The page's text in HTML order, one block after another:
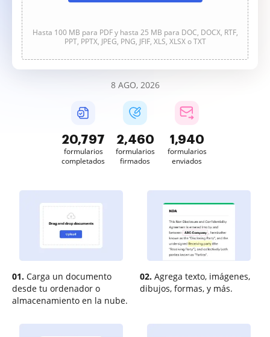
Hasta 100 MB para PDF y hasta 25 MB para DOC, DOCX, RTF,
PPT, PPTX, JPEG, PNG, JFIF, XLS, XLSX o TXT
8 AGO, 2026
20,797
formularios
completados
2,460
formularios
firmados
1,940
formularios
enviados
01. Carga un documento
desde tu ordenador o
almacenamiento en la nube.
02. Agrega texto, imágenes,
dibujos, formas, y más.